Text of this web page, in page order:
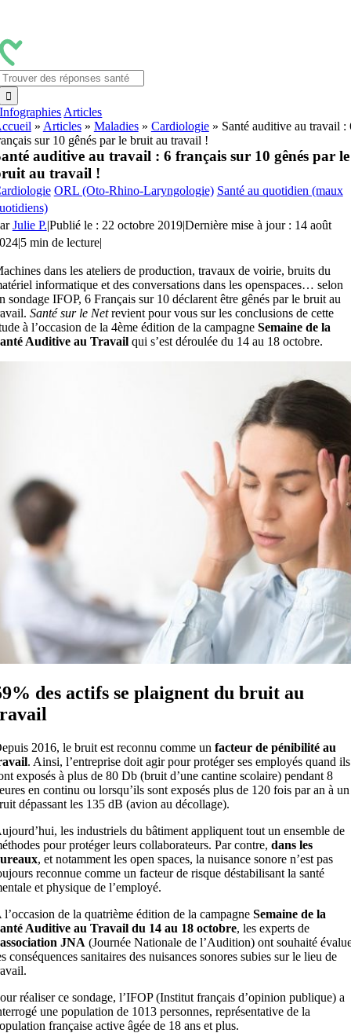
contenu
Infographies Articles
» Articles» Maladies» Cardiologie» Santé auditive au travail :
sur 10 gênés par le bruit au travail !
auditive au travail : 6 français sur 10 gênés par le
au travail !
ORL (Oto-Rhino-Laryngologie) Santé au quotidien (maux
Julie P.|Publié le : 22 octobre 2019|Dernière mise à jour : 14 août
|5 min de lecture|
dans les ateliers de production, travaux de voirie, bruits du
informatique et des conversations dans les openspaces… selon
sondage IFOP, 6 Français sur 10 déclarent être gênés par le bruit au
Santé sur le Netrevient pour vous sur les conclusions de cette
à l’occasion de la 4ème édition de la campagne Semaine de la
Auditive au Travail qui s’est déroulée du 14 au 18 octobre.
des actifs se plaignent du bruit au
2016, le bruit est reconnu comme un facteur de pénibilité au
. Ainsi, l’entreprise doit agir pour protéger ses employés quand ils
exposés à plus de 80 Db (bruit d’une cantine scolaire) pendant 8
en continu ou lorsqu’ils sont exposés plus de 120 fois par an à un
dépassant les 135 dB (avion au décollage).
les industriels du bâtiment appliquent tout un ensemble de
pour protéger leurs collaborateurs. Par contre, dans les
, et notamment les open spaces, la nuisance sonore n’est pas
reconnue comme un facteur de risque déstabilisant la santé
et physique de l’employé.
l’occasion de la quatrième édition de la campagne Semaine de la
Auditive au Travail du 14 au 18 octobre, les experts de
JNA (Journée Nationale de l’Audition) ont souhaité
conséquences sanitaires des nuisances sonores subies sur le lieu de
réaliser ce sondage, l’IFOP (Institut français d’opinion publique) a
une population de 1013 personnes, représentative de la
française active âgée de 18 ans et plus.